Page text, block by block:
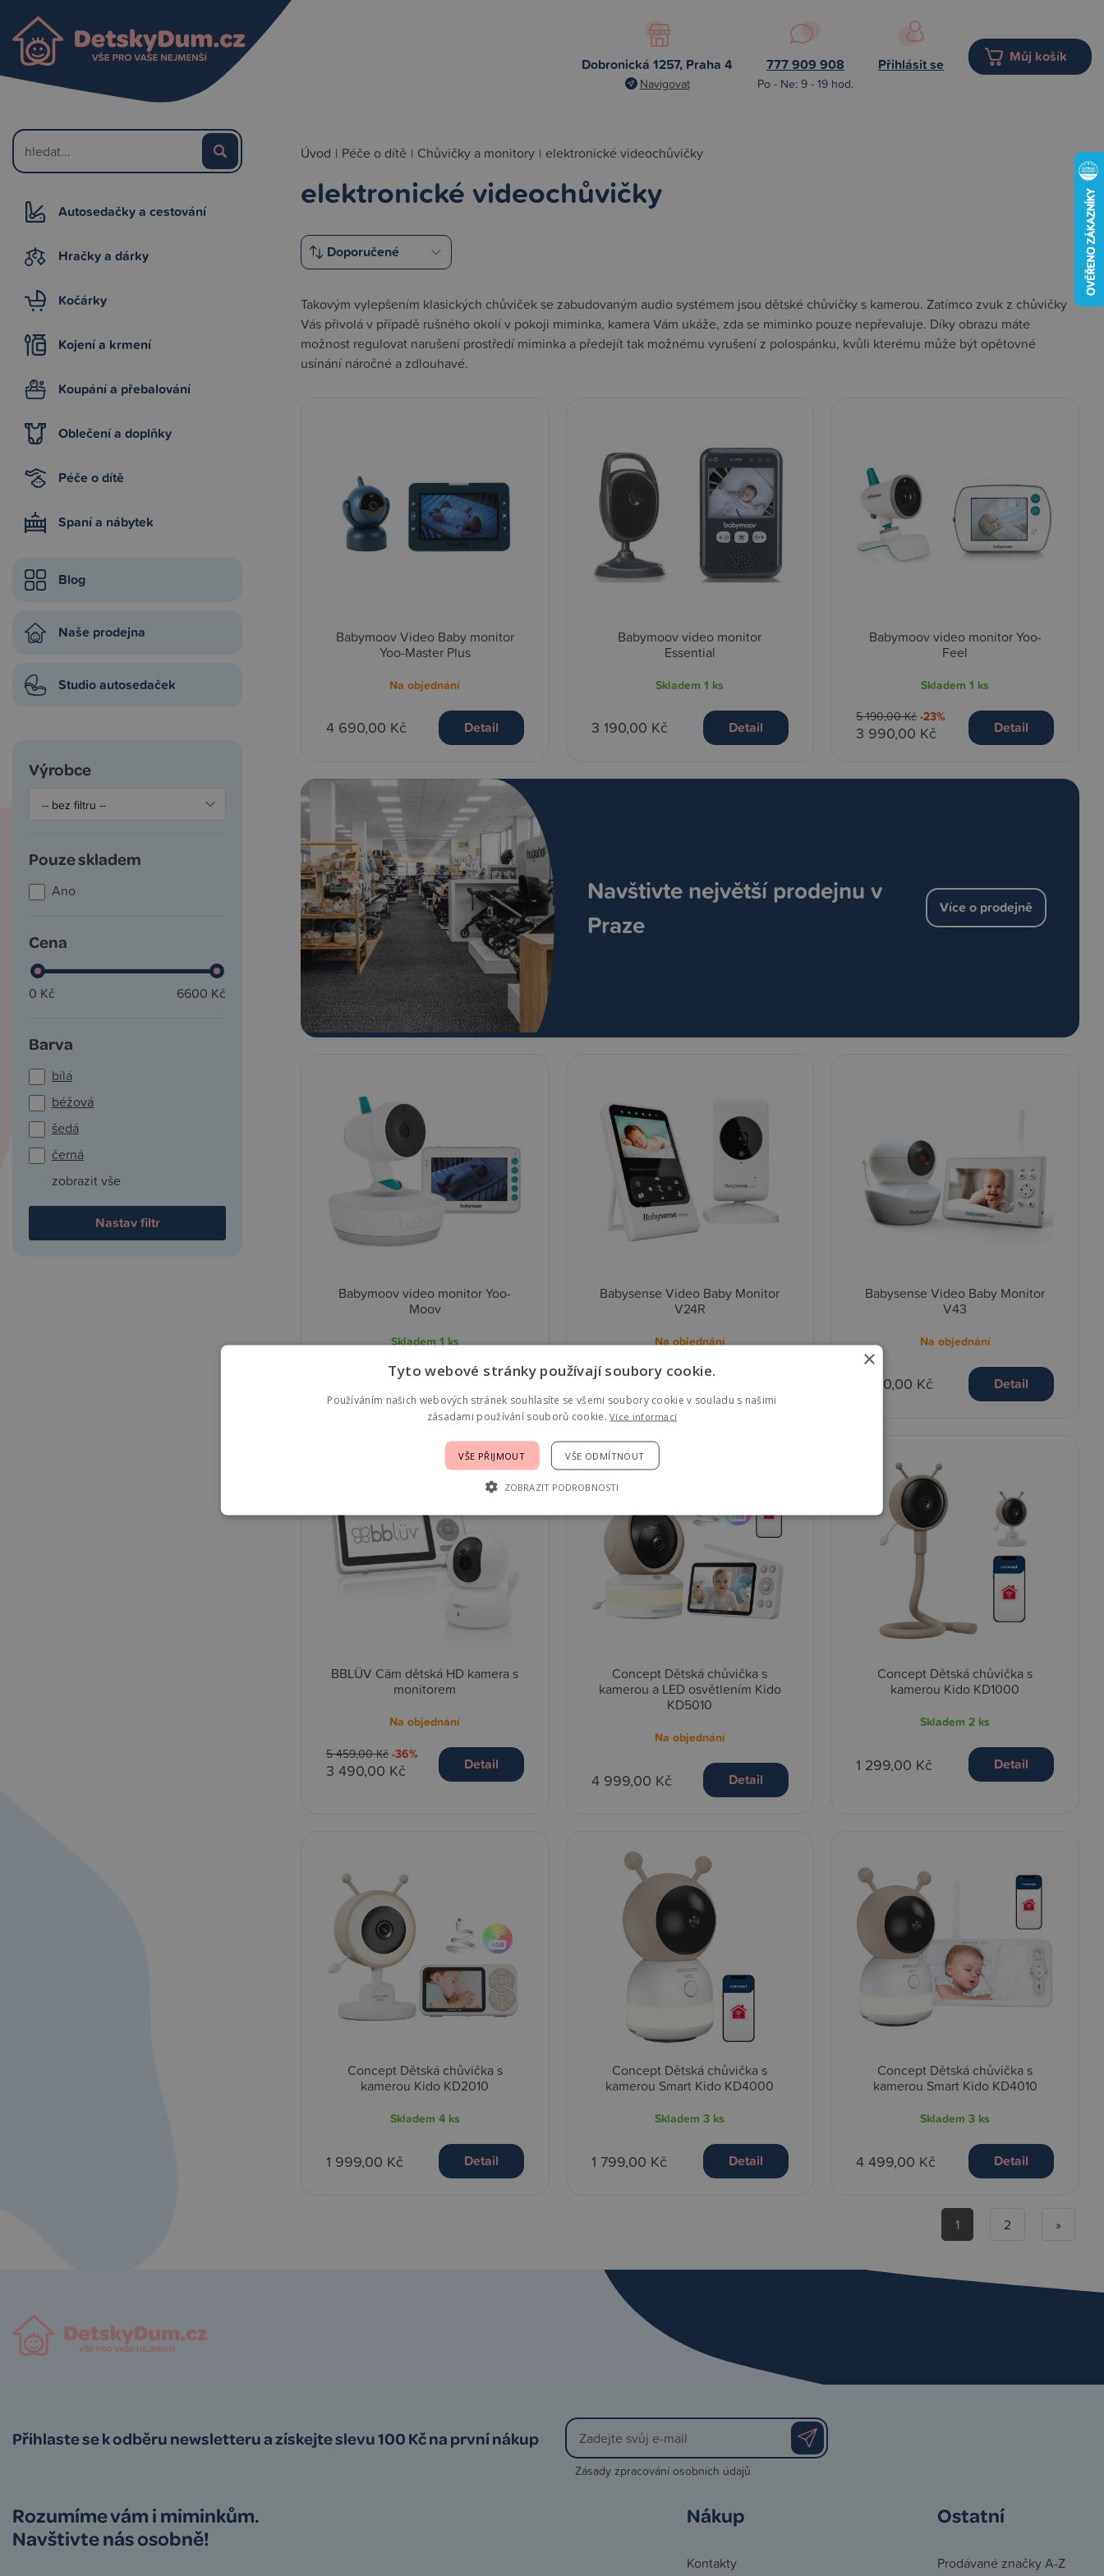
Dobronická 1257, Praha 4
Navigovat
777 909 908
Po - Ne: 9 - 19 hod.
Přihlásit se Můj košík
Autosedačky a cestování
Hračky a dárky
Kočárky
Kojení a krmení
Koupání a přebalování
Oblečení a doplňky
Péče o dítě
Spaní a nábytek
Blog
Naše prodejna
Studio autosedaček
Výrobce
Pouze skladem
Ano
Cena
0 Kč 6600 Kč
Barva
bílá
béžová
šedá
černá
zobrazit vše
Úvod | Péče o dítě | Chůvičky a monitory | elektronické videochůvičky
elektronické videochůvičky
Takovým vylepšením klasických chůviček se zabudovaným audio systémem jsou dětské chůvičky s kamerou. Zatímco zvuk z chůvičky
Vás přivolá v případě rušného okolí v pokoji miminka, kamera Vám ukáže, zda se miminko pouze nepřevaluje. Díky obrazu máte
možnost regulovat narušení prostředí miminka a předejít tak možnému vyrušení z polospánku, kvůli kterému může být opětovné
usínání náročné a zdlouhavé.
Navštivte největší prodejnu v
Praze
Více o prodejně
Babymoov Video Baby monitor
Yoo-Master Plus
Na objednání
4 690,00 Kč Detail
Babymoov video monitor
Essential
Skladem1 ks
3 190,00 Kč Detail
Babymoov video monitor Yoo-
Feel
Skladem1 ks
5 190,00 Kč -23%
3 990,00 Kč Detail
Babymoov video monitor Yoo-
Moov
Skladem1 ks
5 890,00 Kč -15%
Babysense Video Baby Monitor
V24R
Na objednání
3 970,00 Kč
Babysense Video Baby Monitor
V43
Na objednání
4 770,00 Kč Detail
BBLÜV Cäm dětská HD kamera s
monitorem
Na objednání
5 459,00 Kč -36%
3 490,00 Kč Detail
Concept Dětská chůvička s
kamerou a LED osvětlením Kido
KD5010
Na objednání
4 999,00 Kč Detail
Concept Dětská chůvička s
kamerou Kido KD1000
Skladem2 ks
1 299,00 Kč Detail
Concept Dětská chůvička s
kamerou Kido KD2010
Skladem 4 ks
1 999,00 Kč Detail
Concept Dětská chůvička s
kamerou Smart Kido KD4000
Skladem3 ks
1 799,00 Kč Detail
Concept Dětská chůvička s
kamerou Smart Kido KD4010
Skladem3 ks
4 499,00 Kč Detail
1 2 »
Přihlaste se k odběru newsletteru a získejte slevu 100 Kč na první nákup
Zásady zpracování osobních údajů
Rozumíme vám i miminkům.
Navštivte nás osobně!
Nákup
Kontakty
Ostatní
Prodávané značky A-Z
×
Tyto webové stránky používají soubory cookie.
Používáním našich webových stránek souhlasíte se všemi soubory cookie v souladu s našimi
zásadami používání souborů cookie.Více informací
VŠE PŘIJMOUT VŠE ODMÍTNOUT
ZOBRAZIT PODROBNOSTI